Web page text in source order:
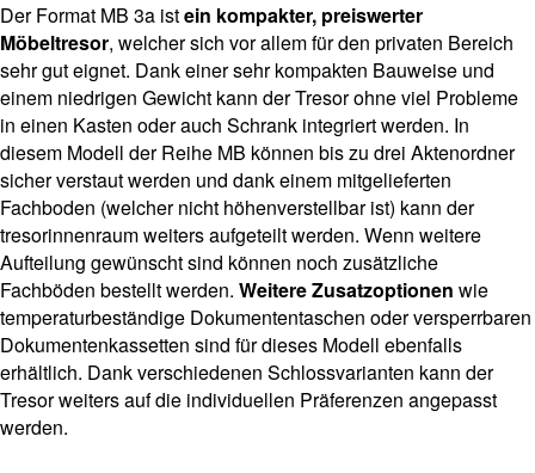
Der Format MB 3a istein kompakter, preiswerter
Möbeltresor, welcher sich vor allem für den privaten Bereich
sehr gut eignet. Dank einer sehr kompakten Bauweise und
einem niedrigen Gewicht kann der Tresor ohne viel Probleme
in einen Kasten oder auch Schrank integriert werden. In
diesem Modell der Reihe MB können bis zu drei Aktenordner
sicher verstaut werden und dank einem mitgelieferten
Fachboden (welcher nicht höhenverstellbar ist) kann der
tresorinnenraum weiters aufgeteilt werden. Wenn weitere
Aufteilung gewünscht sind können noch zusätzliche
Fachböden bestellt werden. Weitere Zusatzoptionen wie
temperaturbeständige Dokumententaschen oder versperrbaren
Dokumentenkassetten sind für dieses Modell ebenfalls
erhältlich. Dank verschiedenen Schlossvarianten kann der
Tresor weiters auf die individuellen Präferenzen angepasst
werden.